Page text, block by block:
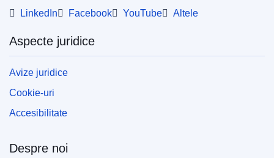
LinkedIn Facebook YouTube Altele
Aspecte juridice
Avize juridice
Cookie-uri
Accesibilitate
Despre noi